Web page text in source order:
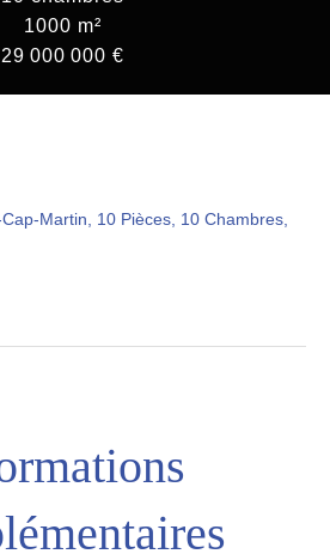
1000 m²
29 000 000 €
Martin, 10 Pièces, 10 Chambres,